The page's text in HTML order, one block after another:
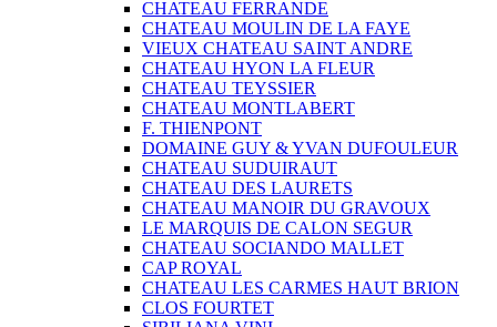
CHATEAU FERRANDE
CHATEAU MOULIN DE LA FAYE
VIEUX CHATEAU SAINT ANDRE
CHATEAU HYON LA FLEUR
CHATEAU TEYSSIER
CHATEAU MONTLABERT
F. THIENPONT
DOMAINE GUY & YVAN DUFOULEUR
CHATEAU SUDUIRAUT
CHATEAU DES LAURETS
CHATEAU MANOIR DU GRAVOUX
LE MARQUIS DE CALON SEGUR
CHATEAU SOCIANDO MALLET
CAP ROYAL
CHATEAU LES CARMES HAUT BRION
CLOS FOURTET